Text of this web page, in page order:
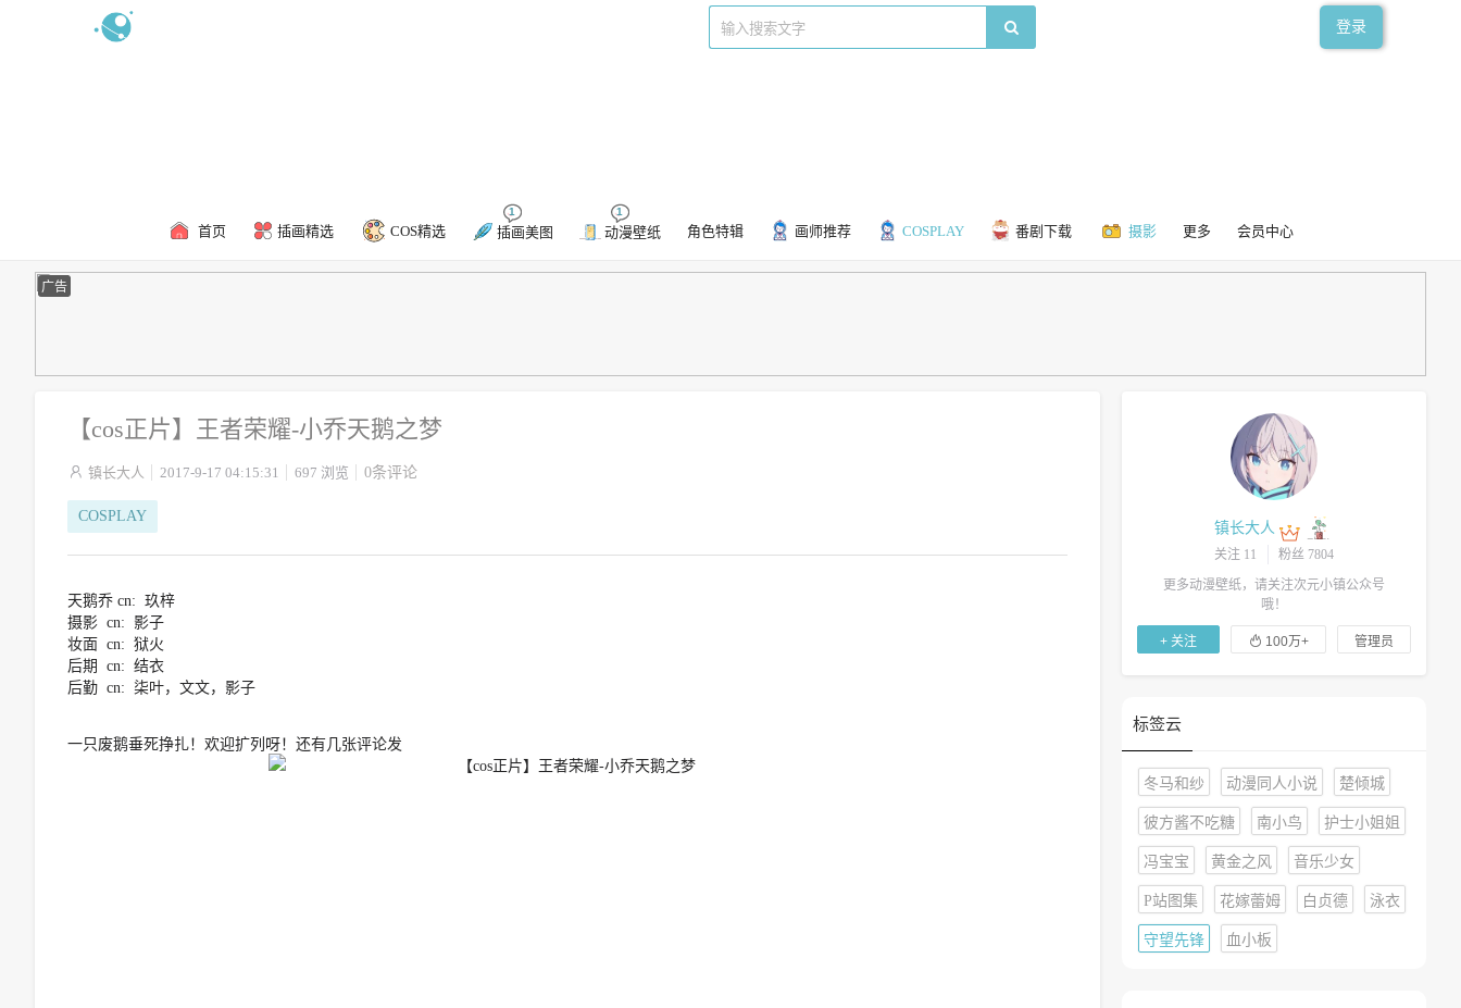
登录
首页 插画精选 COS精选
1
插画美图
1
动漫壁纸 角色特辑 画师推荐 COSPLAY 番剧下载 摄影 更多 会员中心
广告
【cos正片】王者荣耀-小乔天鹅之梦
 镇长大人 2017-9-17 04:15:31 697 浏览 0条评论
COSPLAY
天鹅乔 cn: 玖梓
摄影 cn: 影子
妆面 cn: 狱火
后期 cn: 结衣
后勤 cn: 柒叶，文文，影子
一只废鹅垂死挣扎！欢迎扩列呀！还有几张评论发
镇长大人
关注 11
粉丝 7804
更多动漫壁纸，请关注次元小镇公众号
哦！
+ 关注  100万+ 管理员
标签云
冬马和纱 动漫同人小说 楚倾城
彼方酱不吃糖 南小鸟 护士小姐姐
冯宝宝 黄金之风 音乐少女
P站图集 花嫁蕾姆 白贞德 泳衣
守望先锋 血小板